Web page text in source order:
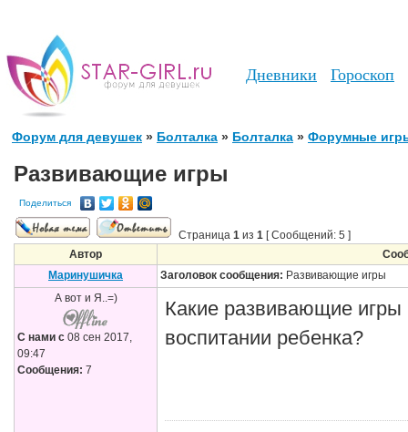
Дневники Гороскоп
Форум для девушек » Болталка » Болталка » Форумные
Развивающие игры
Поделиться
Страница 1 из 1 [ Сообщений: 5 ]
Автор
Маринушичка
Заголовок сообщения: Развивающие игры
А вот и Я..=)
С нами с 08 сен 2017,
09:47
Сообщения: 7
Какие развивающие игры
воспитании ребенка?